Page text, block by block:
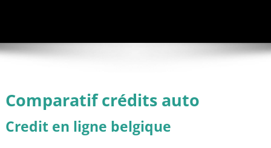
Comparatif crédits auto
Credit en ligne belgique